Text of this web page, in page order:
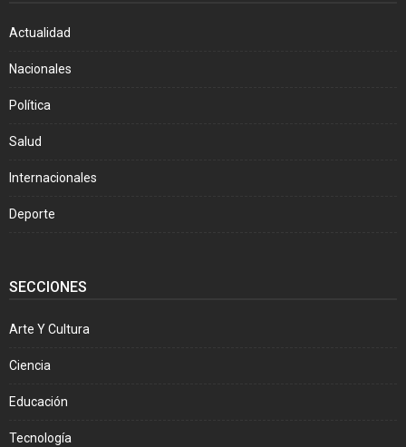
Actualidad
Nacionales
Política
Salud
Internacionales
Deporte
SECCIONES
Arte Y Cultura
Ciencia
Educación
Tecnología